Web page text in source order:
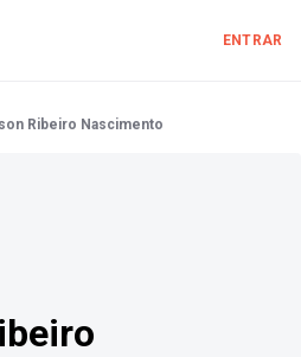
ENTRAR
Ribeiro Nascimento